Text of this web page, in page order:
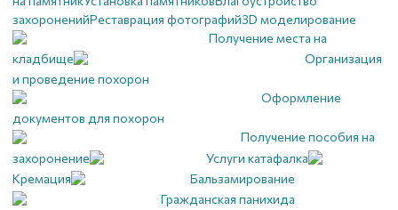
захороненийРеставрация фотографий3D моделирование
Получение места на
кладбище
Организация
и проведение похорон
Оформление
документов для похорон
Получение пособия на
захоронение
Услуги катафалка
Кремация
Бальзамирование
Гражданская панихида